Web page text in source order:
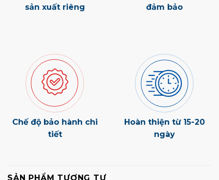
sản xuất riêng
đảm bảo
Chế độ bảo hành chi
tiết
Hoàn thiện từ 15-20
ngày
SẢN PHẨM TƯƠNG TỰ